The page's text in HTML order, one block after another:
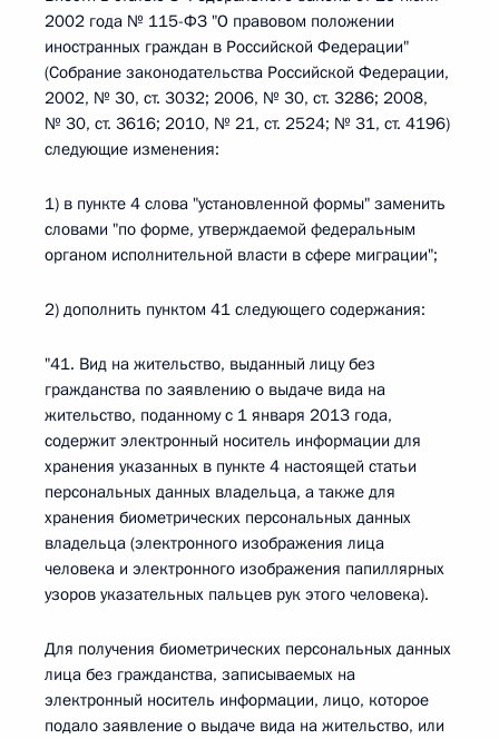
2002 года № 115-ФЗ "О правовом положении
иностранных граждан в Российской Федерации"
(Собрание законодательства Российской Федерации,
2002, № 30, ст. 3032; 2006, № 30, ст. 3286; 2008,
№ 30, ст. 3616; 2010, № 21, ст. 2524; № 31, ст. 4196)
следующие изменения:
1) в пункте 4 слова "установленной формы" заменить
словами "по форме, утверждаемой федеральным
органом исполнительной власти в сфере миграции";
2) дополнить пунктом 41 следующего содержания:
"41. Вид на жительство, выданный лицу без
гражданства по заявлению о выдаче вида на
жительство, поданному с 1 января 2013 года,
содержит электронный носитель информации для
хранения указанных в пункте 4 настоящей статьи
персональных данных владельца, а также для
хранения биометрических персональных данных
владельца (электронного изображения лица
человека и электронного изображения папиллярных
узоров указательных пальцев рук этого человека).
Для получения биометрических персональных данных
лица без гражданства, записываемых на
электронный носитель информации, лицо, которое
подало заявление о выдаче вида на жительство, или